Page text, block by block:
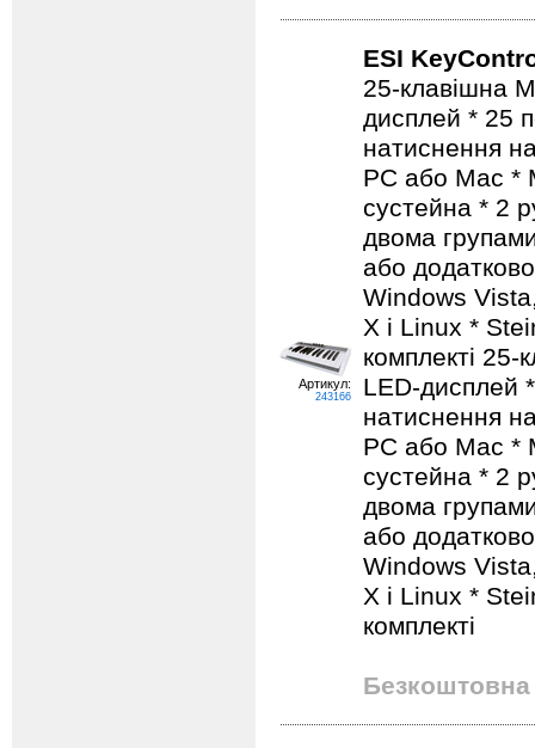
Артикул:
243166
ESI
25-клавішна
дисплей * 25
натиснення
PC або Mac *
сустейна * 2
двома
або
Windows
X і Linux *
комплекті 25-
LED-дисплей
натиснення
PC або Mac *
сустейна * 2
двома
або
Windows
X і Linux *
комплекті
Безкоштовна